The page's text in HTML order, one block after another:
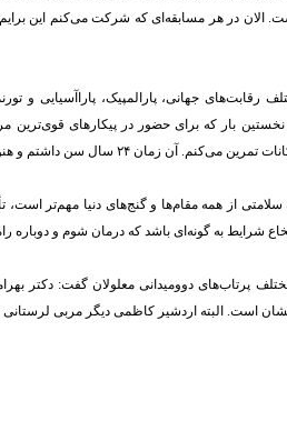
الان در هر مسابقه‌ای که شرکت می‌کنم این
رقابت‌های جهانی، پارالمپیک، پاراآسیایی و
بار که برای حضور در پیکارهای قوی‌ترین
۲۴ سال سن داشتم و هنوز خاطرات خوبی از این پیکارها دارم.
سلامتی از همه مقام‌ها و گنج‌های دنیا مهم‌تر
شرایط به گونه‌ای باشد که درمان شوم و دوباره
پرتاب‌های دوومیدانی معلولان گفت: دکتر
است. البته اردشیر کاظمی دیگر مربی